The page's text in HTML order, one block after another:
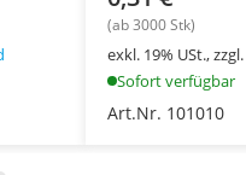
(ab 3000 Stk)
exkl. 19% USt., zzgl.
Sofort verfügbar
Art.Nr. 101010